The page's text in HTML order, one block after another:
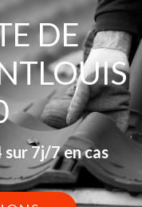
DE
7j/7 en cas